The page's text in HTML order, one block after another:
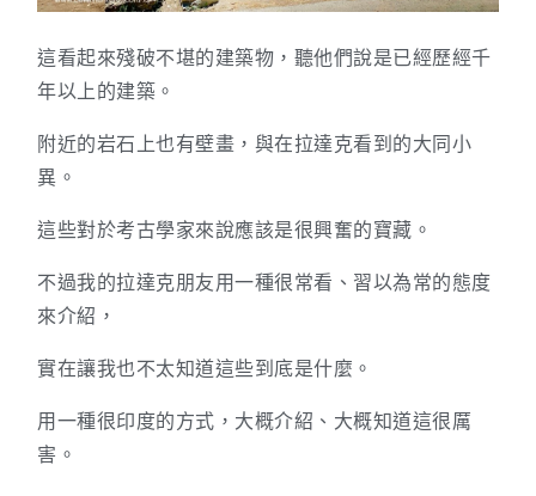
這看起來殘破不堪的建築物，聽他們說是已經歷經千
年以上的建築。
附近的岩石上也有壁畫，與在拉達克看到的大同小
異。
這些對於考古學家來說應該是很興奮的寶藏。
不過我的拉達克朋友用一種很常看、習以為常的態度
來介紹，
實在讓我也不太知道這些到底是什麼。
用一種很印度的方式，大概介紹、大概知道這很厲
害。